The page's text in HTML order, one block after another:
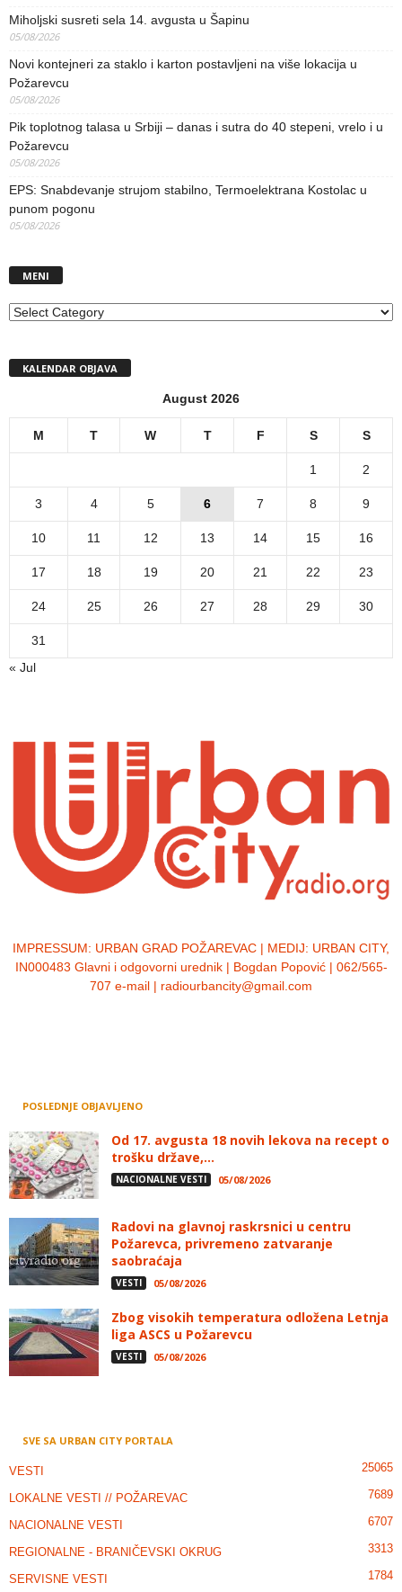
Miholjski susreti sela 14. avgusta u Šapinu
05/08/2026
Novi kontejneri za staklo i karton postavljeni na više lokacija u
Požarevcu
05/08/2026
Pik toplotnog talasa u Srbiji – danas i sutra do 40 stepeni, vrelo i u
Požarevcu
05/08/2026
EPS: Snabdevanje strujom stabilno, Termoelektrana Kostolac u
punom pogonu
05/08/2026
MENI
MENI
KALENDAR OBJAVA
August 2026
M T W T F S S
1 2
3 4 5 6 7 8 9
10 11 12 13 14 15 16
17 18 19 20 21 22 23
24 25 26 27 28 29 30
31
« Jul
IMPRESSUM: URBAN GRAD POŽAREVAC | MEDIJ: URBAN CITY,
IN000483 Glavni i odgovorni urednik | Bogdan Popović | 062/565-
707 e-mail | radiourbancity@gmail.com
POSLEDNJE OBJAVLJENO
Od 17. avgusta 18 novih lekova na recept o
trošku države,...
NACIONALNE VESTI 05/08/2026
Radovi na glavnoj raskrsnici u centru
Požarevca, privremeno zatvaranje
saobraćaja
VESTI 05/08/2026
Zbog visokih temperatura odložena Letnja
liga ASCS u Požarevcu
VESTI 05/08/2026
SVE SA URBAN CITY PORTALA
VESTI 25065
LOKALNE VESTI // POŽAREVAC 7689
NACIONALNE VESTI 6707
REGIONALNE - BRANIČEVSKI OKRUG 3313
SERVISNE VESTI 1784